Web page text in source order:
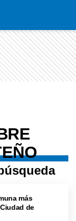
más
de